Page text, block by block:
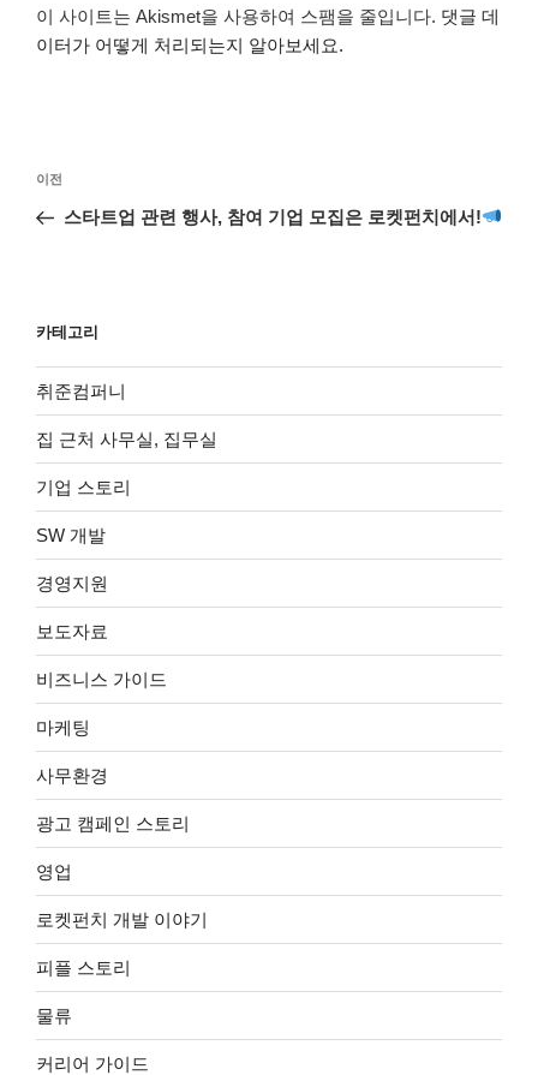
이 사이트는 Akismet을 사용하여 스팸을 줄입니다. 댓글 데
이터가 어떻게 처리되는지 알아보세요.
색
이
전
이전
스타트업 관련 행사, 참여 기업 모집은 로켓펀치에서!
카테고리
취준컴퍼니
집 근처 사무실, 집무실
기업 스토리
SW 개발
경영지원
보도자료
비즈니스 가이드
마케팅
사무환경
광고 캠페인 스토리
영업
로켓펀치 개발 이야기
피플 스토리
물류
커리어 가이드